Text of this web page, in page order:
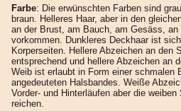
Farbe: Die erwünschten Farben sind
braun. Helleres Haar, aber in den
an der Brust, am Bauch, am Gesäss,
vorkommen. Dunkleres Deckhaar ist
Korperseiten. Hellere Abzeichen an den
entsprechend und hellere Abzeichen an
Weib ist erlaubt in Form einer schmalen
angedeuteten Halsbandes. Weiße
Vorder- und Hinterläufen aber die
reichen.